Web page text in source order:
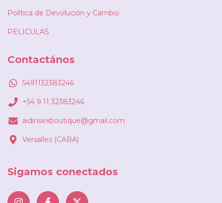
Política de Devolución y Cambio
PELICULAS
Contactános
5491132383246
+54 9 11 32383246
aidinsexboutique@gmail.com
Versalles (CABA)
Sigamos conectados